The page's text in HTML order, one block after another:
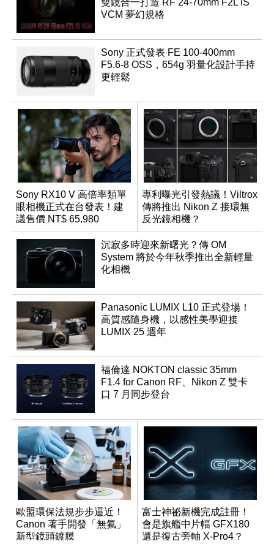
雙鏡合一打造 RF 24-70mm F2L IS
VCM 夢幻規格
Sony 正式發表 FE 100-400mm
F5.6-8 OSS，654g 羽量化設計手持
更輕鬆
Sony RX10 V 高倍率類單
眼相機正式在台發表！建
議售價 NT$ 65,980
專利曝光引發熱議！Viltrox
傳將推出 Nikon Z 接環無
反光鏡相機？
沉寂多時迎來新曙光？傳 OM
System 將於今年秋季推出全新輕量
化相機
Panasonic LUMIX L10 正式登場！
高質感隨身機，以感性美學迎接
LUMIX 25 週年
福倫達 NOKTON classic 35mm
F1.4 for Canon RF、Nikon Z 雙卡
口 7 月同步登台
歐盟環保法規步步逼近！
Canon 著手開發「無氟」
新型鏡頭鍍膜
富士神祕新機完成註冊！
會是旗艦中片幅 GFX180
還是復古旁軸 X-Pro4？